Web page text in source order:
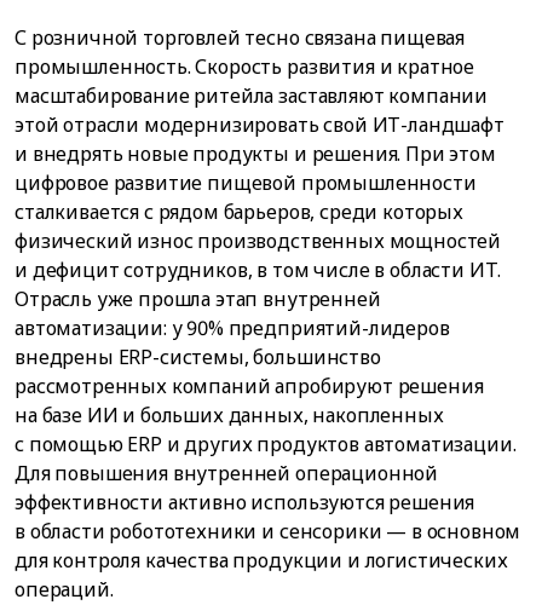
С розничной торговлей тесно связана пищевая
промышленность. Скорость развития и кратное
масштабирование ритейла заставляют компании
этой отрасли модернизировать свой ИТ-ландшафт
и внедрять новые продукты и решения. При этом
цифровое развитие пищевой промышленности
сталкивается с рядом барьеров, среди которых
физический износ производственных мощностей
и дефицит сотрудников, в том числе в области ИТ.
Отрасль уже прошла этап внутренней
автоматизации: у 90% предприятий-лидеров
внедрены ERP-системы, большинство
рассмотренных компаний апробируют решения
на базе ИИ и больших данных, накопленных
с помощью ERP и других продуктов автоматизации.
Для повышения внутренней операционной
эффективности активно используются решения
в области робототехники и сенсорики — в основном
для контроля качества продукции и логистических
операций.